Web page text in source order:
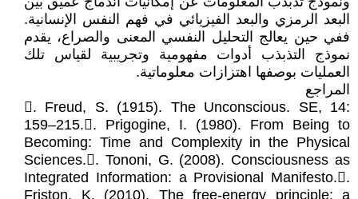
البعد الرمزي والبعد الفيزيائي في فهم النفس الإنسانية.
ففي حين يعالج التحليل النفسي المعنى والصراع، يقدم
نموذج التذبذب أدوات مفهومية وتجريبية لقياس تلك
العمليات بوصفها اهتزازات معلوماتية.
المراجع
𔆑. Freud, S. (1915). The Unconscious. SE, 14:
159–215.𔆒. Prigogine, I. (1980). From Being to
Becoming: Time and Complexity in the Physical
Sciences.𔆓. Tononi, G. (2008). Consciousness as
Integrated Information: a Provisional Manifesto.𔆔.
Friston, K. (2010). The free-energy principle: a